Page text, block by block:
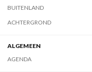
BUITENLAND
ACHTERGROND
ALGEMEEN
AGENDA